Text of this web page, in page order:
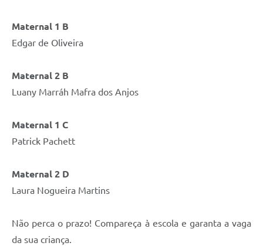
Maternal 1 B
Edgar de Oliveira
Maternal 2 B
Luany Marráh Mafra dos Anjos
Maternal 1 C
Patrick Pachett
Maternal 2 D
Laura Nogueira Martins
Não perca o prazo! Compareça à escola e garanta a vaga
da sua criança.